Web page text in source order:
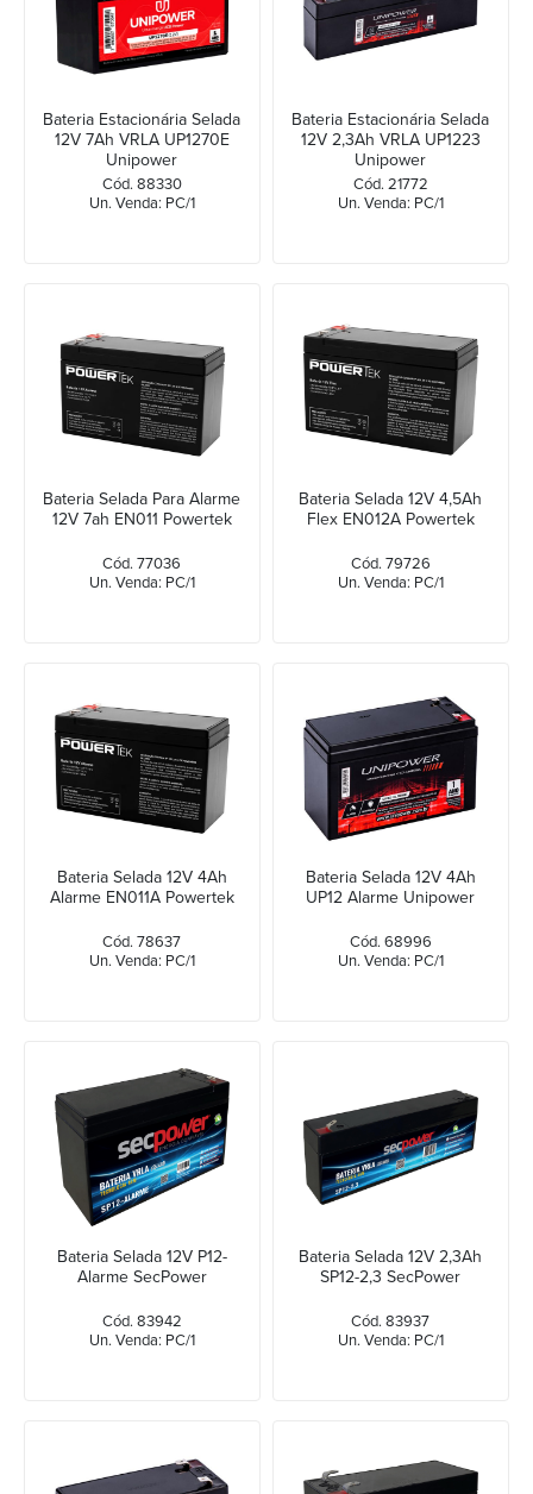
Bateria Estacionária Selada
12V 7Ah VRLA UP1270E
Unipower
Cód. 88330
Un. Venda: PC/1
Bateria Estacionária Selada
12V 2,3Ah VRLA UP1223
Unipower
Cód. 21772
Un. Venda: PC/1
Bateria Selada Para Alarme
12V 7ah EN011 Powertek
Cód. 77036
Un. Venda: PC/1
Bateria Selada 12V 4,5Ah
Flex EN012A Powertek
Cód. 79726
Un. Venda: PC/1
Bateria Selada 12V 4Ah
Alarme EN011A Powertek
Cód. 78637
Un. Venda: PC/1
Bateria Selada 12V 4Ah
UP12 Alarme Unipower
Cód. 68996
Un. Venda: PC/1
Bateria Selada 12V P12-
Alarme SecPower
Cód. 83942
Un. Venda: PC/1
Bateria Selada 12V 2,3Ah
SP12-2,3 SecPower
Cód. 83937
Un. Venda: PC/1